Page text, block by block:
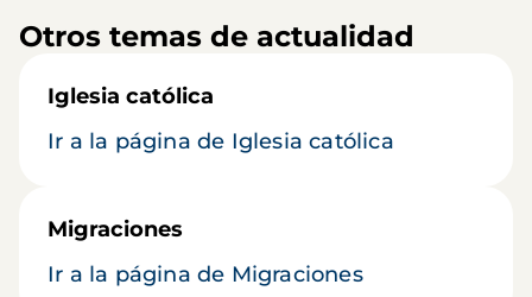
Otros temas de actualidad
Iglesia católica
Ir a la página de Iglesia católica
Migraciones
Ir a la página de Migraciones